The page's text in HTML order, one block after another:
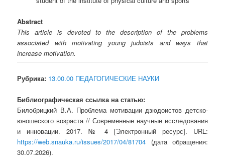
Abstract
This article is devoted to the description of the problems
associated with motivating young judoists and ways that
increase motivation.
Рубрика: 13.00.00 ПЕДАГОГИЧЕСКИЕ НАУКИ
Библиографическая ссылка на статью:
Билобрицкий В.А. Проблема мотивации дзюдоистов детско-
юношеского возраста // Современные научные исследования
и инновации. 2017. № 4 [Электронный ресурс]. URL:
https://web.snauka.ru/issues/2017/04/81704 (дата обращения:
30.07.2026).